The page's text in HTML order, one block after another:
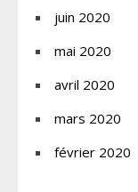
juin 2020
mai 2020
avril 2020
mars 2020
février 2020